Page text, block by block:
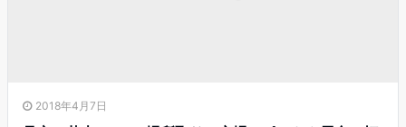
2018年4月7日